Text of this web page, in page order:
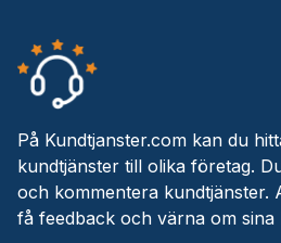
På Kundtjanster.com kan du
kundtjänster till olika företag.
och kommentera kundtjänster.
få feedback och värna om sina